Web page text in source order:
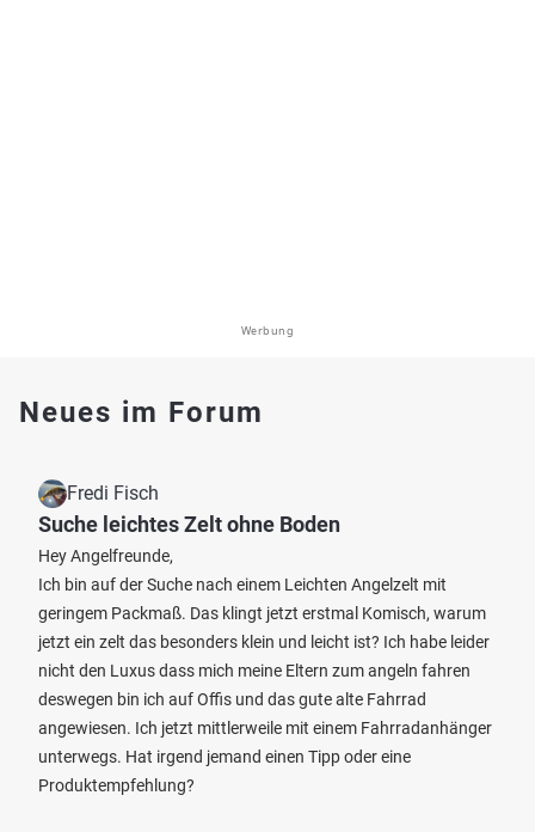
Werbung
Neues im Forum
Fredi Fisch
Suche leichtes Zelt ohne Boden
Hey Angelfreunde,
Ich bin auf der Suche nach einem Leichten Angelzelt mit
geringem Packmaß. Das klingt jetzt erstmal Komisch, warum
jetzt ein zelt das besonders klein und leicht ist? Ich habe leider
nicht den Luxus dass mich meine Eltern zum angeln fahren
deswegen bin ich auf Offis und das gute alte Fahrrad
angewiesen. Ich jetzt mittlerweile mit einem Fahrradanhänger
unterwegs. Hat irgend jemand einen Tipp oder eine
Produktempfehlung?